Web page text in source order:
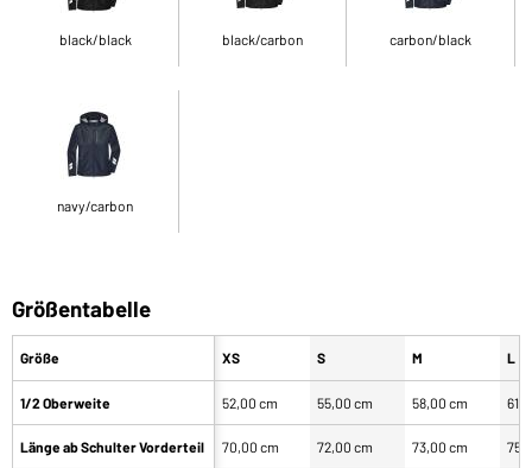
black/black black/carbon carbon/black
navy/carbon
Größentabelle
Größe
1/2 Oberweite
Länge ab Schulter Vorderteil
XS S M L
52,00 cm 55,00 cm 58,00 cm
70,00 cm 72,00 cm 73,00 cm